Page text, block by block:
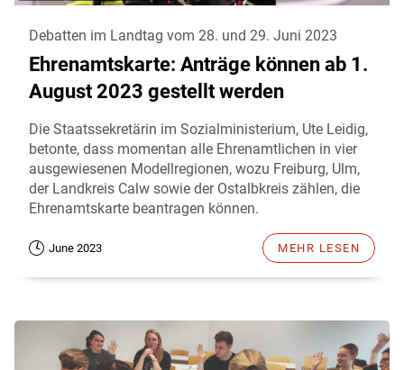
Debatten im Landtag vom 28. und 29. Juni 2023
Ehrenamtskarte: Anträge können ab 1.
August 2023 gestellt werden
Die Staatssekretärin im Sozialministerium, Ute Leidig,
betonte, dass momentan alle Ehrenamtlichen in vier
ausgewiesenen Modellregionen, wozu Freiburg, Ulm,
der Landkreis Calw sowie der Ostalbkreis zählen, die
Ehrenamtskarte beantragen können.
June 2023 MEHR LESEN